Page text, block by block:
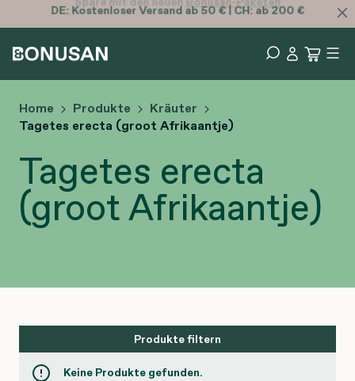
Spare mit den neuenBonusan-Paketen
Home Produkte
Kräuter
Tagetes erecta (groot Afrikaantje)
Tagetes erecta
(groot Afrikaantje)
Produkte filtern
Keine Produkte gefunden.